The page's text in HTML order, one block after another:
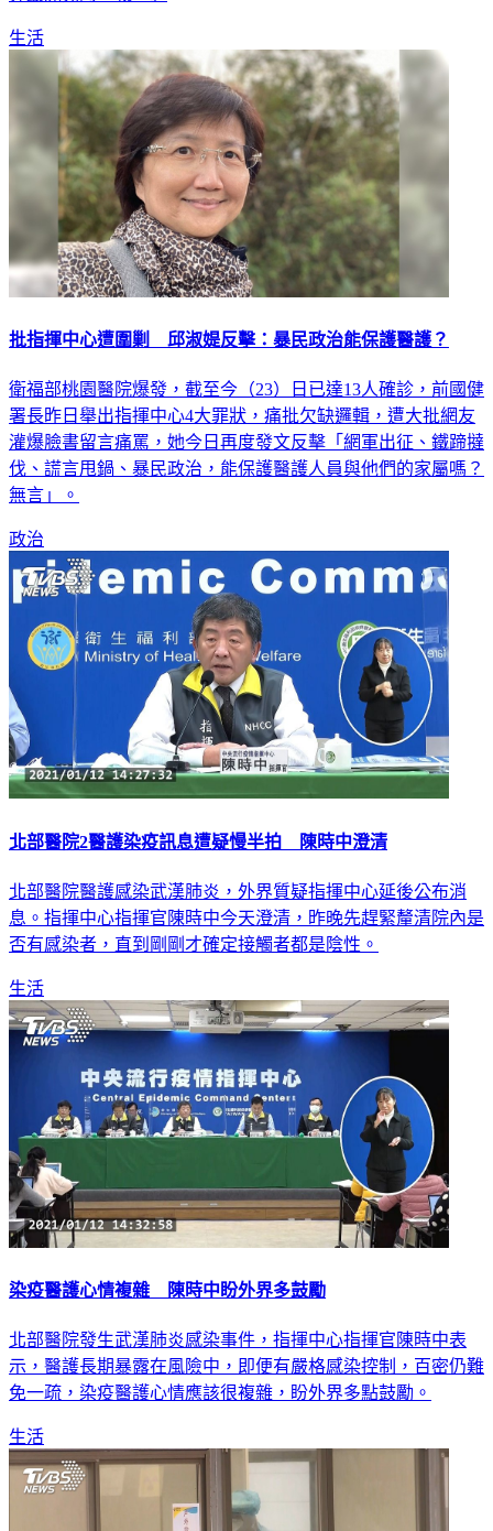
生活
批指揮中心遭圍剿 邱淑媞反擊：暴民政治能保護醫護？
衛福部桃園醫院爆發，截至今（23）日已達13人確診，前國健
署長昨日舉出指揮中心4大罪狀，痛批欠缺邏輯，遭大批網友
灌爆臉書留言痛罵，她今日再度發文反擊「網軍出征、鐵蹄撻
伐、謊言甩鍋、暴民政治，能保護醫護人員與他們的家屬嗎？
無言」。
政治
北部醫院2醫護染疫訊息遭疑慢半拍 陳時中澄清
北部醫院醫護感染武漢肺炎，外界質疑指揮中心延後公布消
息。指揮中心指揮官陳時中今天澄清，昨晚先趕緊釐清院內是
否有感染者，直到剛剛才確定接觸者都是陰性。
生活
染疫醫護心情複雜 陳時中盼外界多鼓勵
北部醫院發生武漢肺炎感染事件，指揮中心指揮官陳時中表
示，醫護長期暴露在風險中，即便有嚴格感染控制，百密仍難
免一疏，染疫醫護心情應該很複雜，盼外界多點鼓勵。
生活